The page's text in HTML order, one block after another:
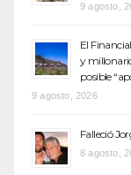
9 agosto,
El
y
posible
9 agosto, 2026
Falleció
8 agosto,